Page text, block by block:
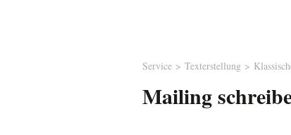
Service Texterstellung
Mailing